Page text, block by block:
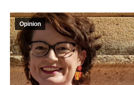
Opinion